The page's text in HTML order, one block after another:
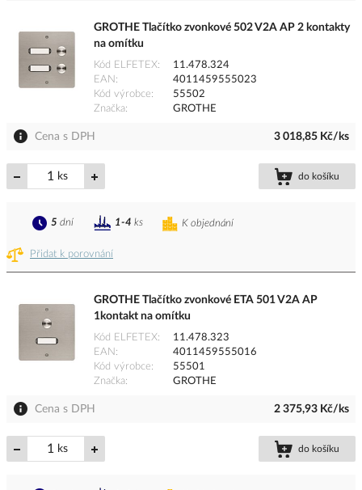
GROTHE Tlačítko zvonkové 502 V2A AP 2 kontakty
na omítku
Kód ELFETEX
11.478.324
EAN
4011459555023
Kód výrobce
55502
Značka
GROTHE
Cena s DPH 3 018,85 Kč/ks
ks do košíku
Přidat k porovnání
K objednání
5 dní 1-4 ks
GROTHE Tlačítko zvonkové ETA 501 V2A AP
1kontakt na omítku
Kód ELFETEX
11.478.323
EAN
4011459555016
Kód výrobce
55501
Značka
GROTHE
Cena s DPH 2 375,93 Kč/ks
ks do košíku